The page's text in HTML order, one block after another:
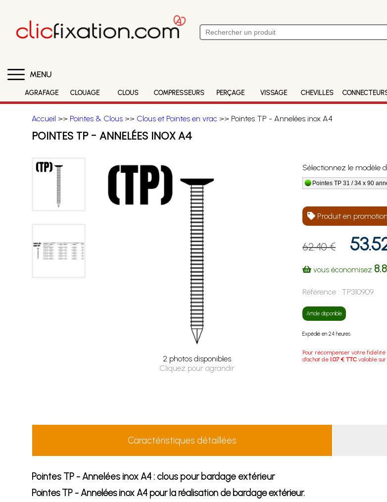
MENU
AGRAFAGE CLOUAGE CLOUS COMPRESSEURS PERÇAGE VISSAGE CHEVILLES
Accueil >> Pointes & Clous>> Clous et Pointes en vrac >> Pointes TP - Annelées inox A4
POINTES TP - ANNELÉES INOX A4
2 photos disponibles
Cliquez pour agrandir
Sélectionnez le
Pointes TP 31 / 34 x 90
Produit en promotion
62.40 €
vous économisez
Référence : TP310909
Article disponible
Expédié en 24 heures
Pour récompenser votre fidélité
d'achat de1.07 € TTC valable
Caractéristiques détaillées
Pointes TP - Annelées inox A4 : clous pour bardage extérieur
Pointes TP - Annelées inox A4 pour la réalisation de bardage extérieur.